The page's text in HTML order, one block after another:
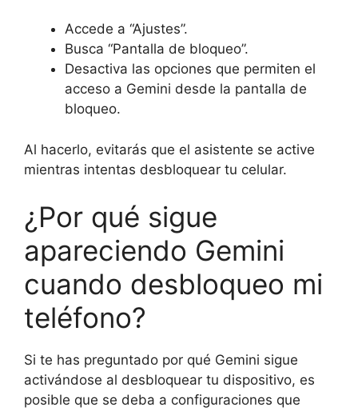
Accede a “Ajustes”.
Busca “Pantalla de bloqueo”.
Desactiva las opciones que permiten el
acceso a Gemini desde la pantalla de
bloqueo.
Al hacerlo, evitarás que el asistente se active
mientras intentas desbloquear tu celular.
¿Por qué sigue
apareciendo Gemini
cuando desbloqueo mi
teléfono?
Si te has preguntado por qué Gemini sigue
activándose al desbloquear tu dispositivo, es
posible que se deba a configuraciones que